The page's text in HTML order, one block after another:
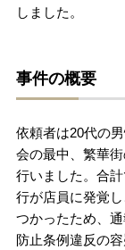
解決実績
ご依頼者
無料相談
しました。
事件の概要
依頼者は20代の
会の最中、繁華
行いました。合
行が店員に発覚
つかったため、
防止条例違反の